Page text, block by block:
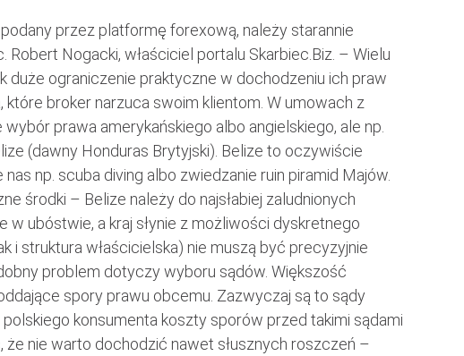
przez platformę forexową, należy starannie
Nogacki, właściciel portalu Skarbiec.Biz. – Wielu
duże ograniczenie praktyczne w dochodzeniu ich praw
broker narzuca swoim klientom. W umowach z
prawa amerykańskiego albo angielskiego, ale np.
(dawny Honduras Brytyjski). Belize to oczywiście
np. scuba diving albo zwiedzanie ruin piramid Majów.
środki – Belize należy do najsłabiej zaludnionych
w ubóstwie, a kraj słynie z możliwości dyskretnego
i struktura właścicielska) nie muszą być precyzyjnie
problem dotyczy wyboru sądów. Większość
spory prawu obcemu. Zazwyczaj są to sądy
konsumenta koszty sporów przed takimi sądami
nie warto dochodzić nawet słusznych roszczeń –